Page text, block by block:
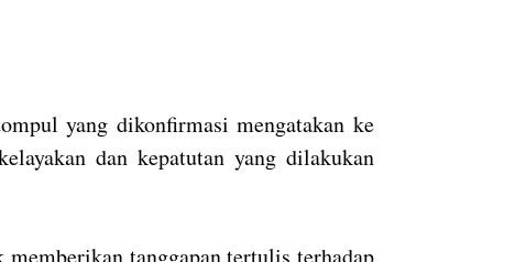
yang dikonfirmasi mengatakan ke
dan kepatutan yang dilakukan
tanggapan tertulis terhadap